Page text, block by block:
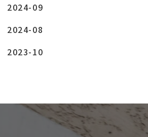
2024-09
2024-08
2023-10